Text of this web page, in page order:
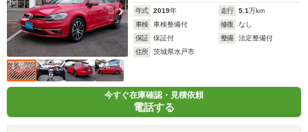
年式 2019年 走行 5.1万km
車検
車検整備付 修復
なし
保証
保証付 整備
法定整備付
住所
茨城県水戸市
今すぐ在庫確認・見積依頼
電話する